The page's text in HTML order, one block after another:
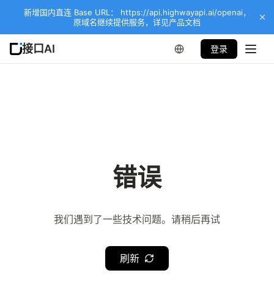
新增国内直连 Base URL： https://api.highwayapi.ai/openai，
原域名继续提供服务，详见产品文档
接口AI 登录
错误
我们遇到了一些技术问题。请稍后再试
刷新